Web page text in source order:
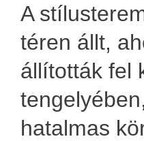
A
téren állt,
állították fel
hatalmas